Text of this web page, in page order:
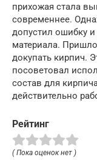
прихожая стала
современнее.
допустил ошибку
материала.
докупать кирпич.
посоветовал
состав для
действительно
Рейтинг
( Пока оценок нет )